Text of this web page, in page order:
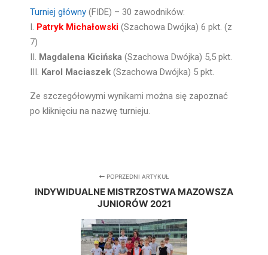
Turniej główny (FIDE) – 30 zawodników:
I. Patryk Michałowski (Szachowa Dwójka) 6 pkt. (z
7)
II. Magdalena Kicińska (Szachowa Dwójka) 5,5 pkt.
III. Karol Maciaszek (Szachowa Dwójka) 5 pkt.
Ze szczegółowymi wynikami można się zapoznać
po kliknięciu na nazwę turnieju.
POPRZEDNI ARTYKUŁ
INDYWIDUALNE MISTRZOSTWA MAZOWSZA
JUNIORÓW 2021